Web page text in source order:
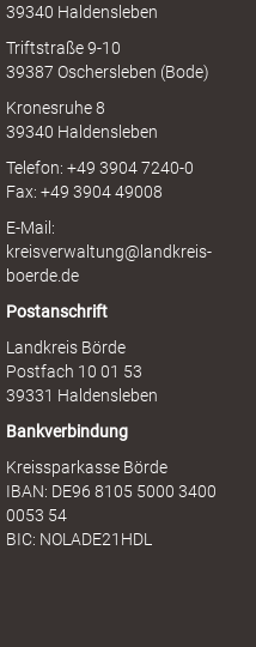
39340 Haldensleben
Triftstraße 9-10
39387 Oschersleben (Bode)
Kronesruhe 8
39340 Haldensleben
Telefon: +49 3904 7240-0
Fax: +49 3904 49008
E-Mail:
kreisverwaltung@landkreis-
boerde.de
Postanschrift
Landkreis Börde
Postfach 10 01 53
39331 Haldensleben
Bankverbindung
Kreissparkasse Börde
IBAN: DE96 8105 5000 3400
0053 54
BIC: NOLADE21HDL